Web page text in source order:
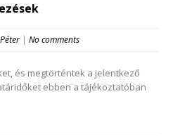
| No comments
és megtörténtek a jelentkező
ebben a tájékoztatóban